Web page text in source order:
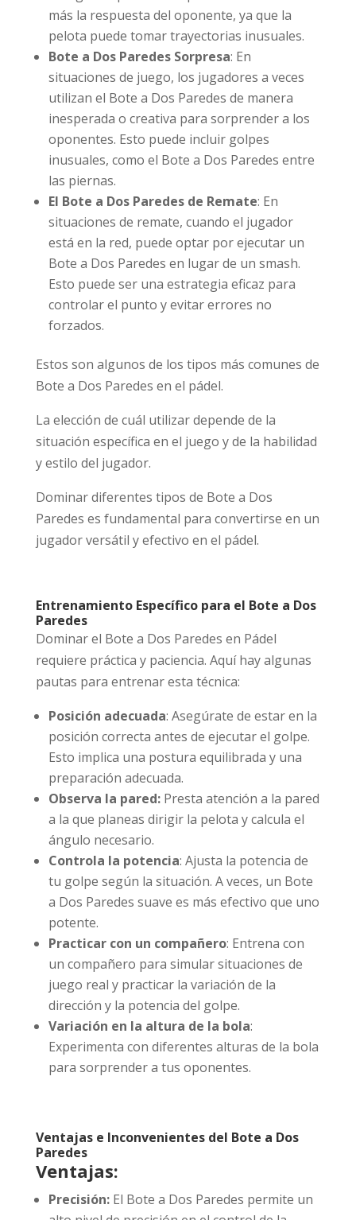
más la respuesta del oponente, ya que la
pelota puede tomar trayectorias inusuales.
Bote a Dos Paredes Sorpresa: En
situaciones de juego, los jugadores a veces
utilizan el Bote a Dos Paredes de manera
inesperada o creativa para sorprender a los
oponentes. Esto puede incluir golpes
inusuales, como el Bote a Dos Paredes entre
las piernas.
El Bote a Dos Paredes de Remate: En
situaciones de remate, cuando el jugador
está en la red, puede optar por ejecutar un
Bote a Dos Paredes en lugar de un smash.
Esto puede ser una estrategia eficaz para
controlar el punto y evitar errores no
forzados.
Estos son algunos de los tipos más comunes de
Bote a Dos Paredes en el pádel.
La elección de cuál utilizar depende de la
situación específica en el juego y de la habilidad
y estilo del jugador.
Dominar diferentes tipos de Bote a Dos
Paredes es fundamental para convertirse en un
jugador versátil y efectivo en el pádel.
Entrenamiento Específico para el Bote a Dos
Paredes
Dominar el Bote a Dos Paredes en Pádel
requiere práctica y paciencia. Aquí hay algunas
pautas para entrenar esta técnica:
Posición adecuada: Asegúrate de estar en la
posición correcta antes de ejecutar el golpe.
Esto implica una postura equilibrada y una
preparación adecuada.
Observa la pared:Presta atención a la pared
a la que planeas dirigir la pelota y calcula el
ángulo necesario.
Controla la potencia: Ajusta la potencia de
tu golpe según la situación. A veces, un Bote
a Dos Paredes suave es más efectivo que uno
potente.
Practicar con un compañero: Entrena con
un compañero para simular situaciones de
juego real y practicar la variación de la
dirección y la potencia del golpe.
Variación en la altura de la bola:
Experimenta con diferentes alturas de la bola
para sorprender a tus oponentes.
Ventajas e Inconvenientes del Bote a Dos
Paredes
Ventajas:
Precisión:El Bote a Dos Paredes permite un